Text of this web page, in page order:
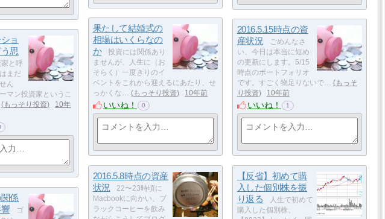
果たして結婚式の
相場はいくらなの
か
投資には関係あり
ませんが、人生に（お
そらく）一度きりのイ
ベントをこれから迎えるにあたり、せ
っかくな…
もっそり投資 10年前
いいね！ 0
2016.5.15時点の資
産状況
ごめんなさ
い、今日は本当に短め
の更新にします。5/15
時点のポートフォリオ
です。すごく物足りないで…
もっそ
り投資
10年前
いいね！ 1
ョ
思
と呼
まだ
ん
マン投資家というこ
もっそり投資
10年
2016.5.8時点の資産
状況
22〜23時頃に
Macbookに向かい、ブ
ラックコーヒーを飲み
【反省】初めて購
入した個別株を振
り返る
人生で初めて
購入した個別株、
係
ゴ